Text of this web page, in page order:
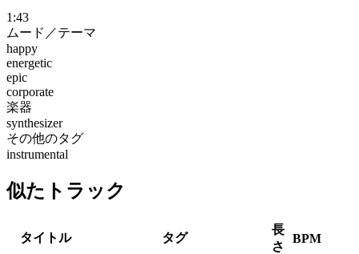
1:43
ムード／テーマ
happy
energetic
epic
corporate
楽器
synthesizer
その他のタグ
instrumental
似たトラック
タイトル タグ
長
さ
BPM